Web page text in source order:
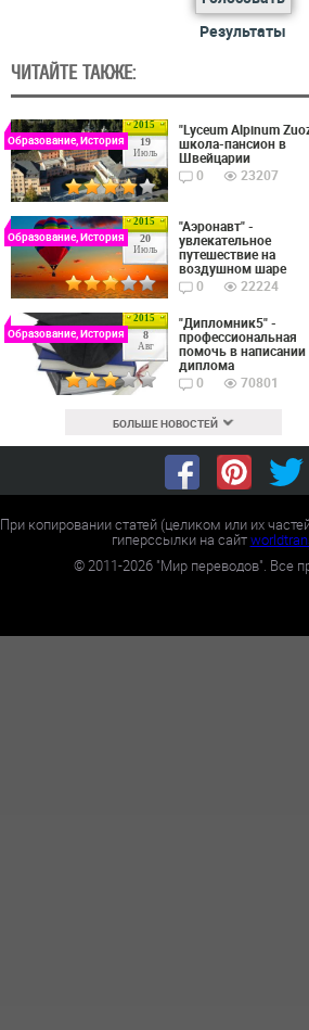
Результаты
ЧИТАЙТЕ ТАКЖЕ:
2015
19
Июль
Образование, История
"Lyceum Alpinum
школа-пансион в
Швейцарии
0
23207
2015
20
Июль
Образование, История
"Аэронавт" -
увлекательное
путешествие на
воздушном шаре
0
22224
2015
8
Авг
Образование, История
"Дипломник5" -
профессиональная
помочь в написании
диплома
0
70801
БОЛЬШЕ НОВОСТЕЙ
При копировании статей (целиком или их
гиперссылки на сайт
©2011-2026 "Мир переводов". Все